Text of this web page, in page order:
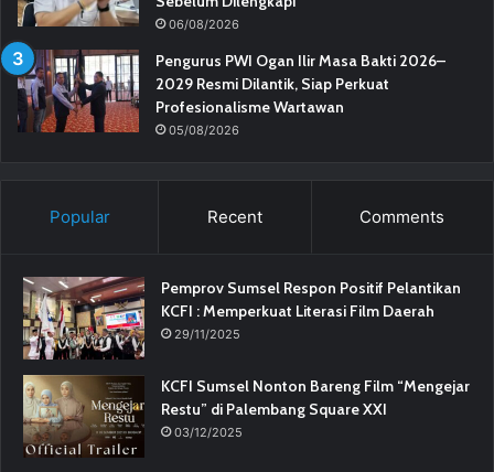
06/08/2026
Pengurus PWI Ogan Ilir Masa Bakti 2026–
2029 Resmi Dilantik, Siap Perkuat
Profesionalisme Wartawan
05/08/2026
Popular Recent Comments
Pemprov Sumsel Respon Positif Pelantikan
KCFI : Memperkuat Literasi Film Daerah
29/11/2025
KCFI Sumsel Nonton Bareng Film “Mengejar
Restu” di Palembang Square XXI
03/12/2025